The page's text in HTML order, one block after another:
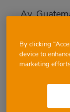
Av.
Abierto
Lunes:
Martes:
By clicking
device to
marketing